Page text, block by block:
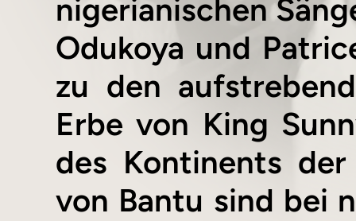
nigerianischen
Odukoya und
zu den
Erbe von King
des Kontinents
von Bantu sind bei